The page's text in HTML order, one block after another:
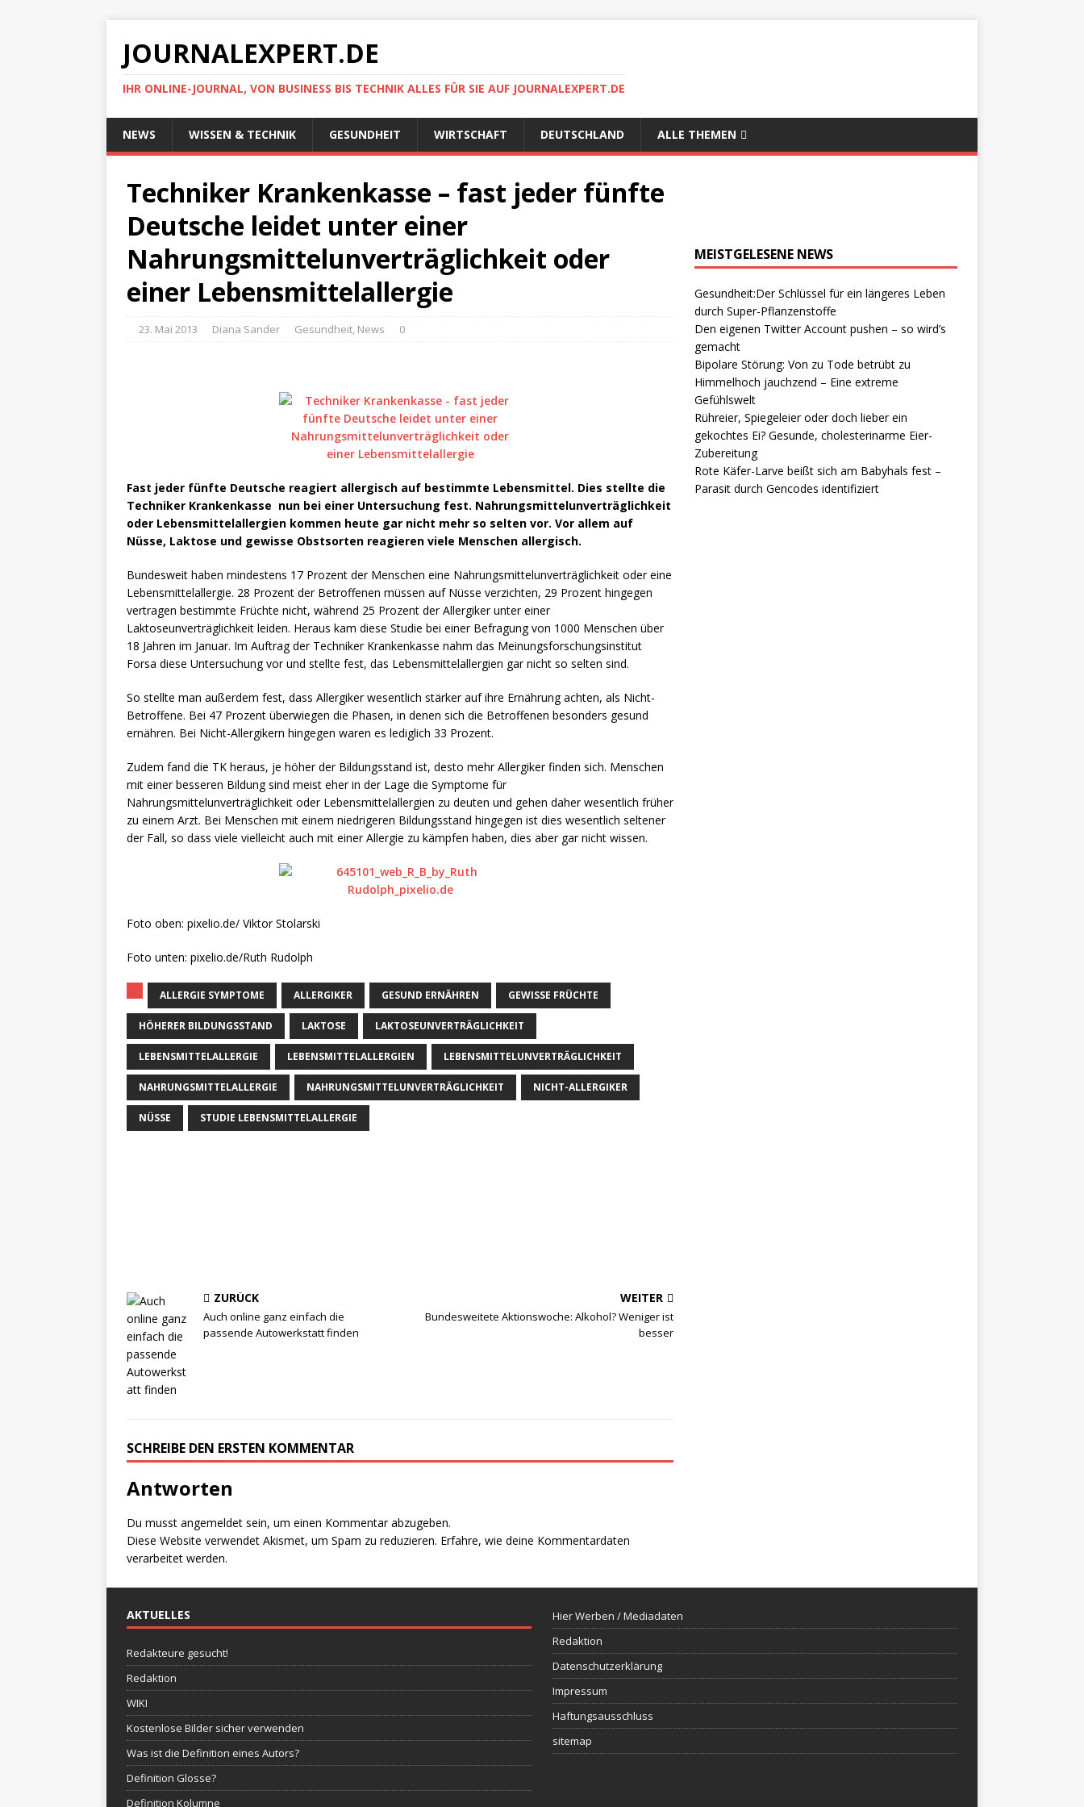
JOURNALEXPERT.DE
IHR ONLINE-JOURNAL, VON BUSINESS BIS TECHNIK ALLES FÜR SIE AUF JOURNALEXPERT.DE
NEWS WISSEN & TECHNIK GESUNDHEIT WIRTSCHAFT DEUTSCHLAND ALLE THEMEN
Techniker Krankenkasse – fast jeder fünfte
Deutsche leidet unter einer
Nahrungsmittelunverträglichkeit oder
einer Lebensmittelallergie
23. Mai 2013 Diana Sander Gesundheit, News 0
Fast jeder fünfte Deutsche reagiert allergisch auf bestimmte Lebensmittel. Dies stellte die
Techniker Krankenkasse nun bei einer Untersuchung fest. Nahrungsmittelunverträglichkeit
oder Lebensmittelallergien kommen heute gar nicht mehr so selten vor. Vor allem auf
Nüsse, Laktose und gewisse Obstsorten reagieren viele Menschen allergisch.
Bundesweit haben mindestens 17 Prozent der Menschen eine Nahrungsmittelunverträglichkeit oder eine
Lebensmittelallergie. 28 Prozent der Betroffenen müssen auf Nüsse verzichten, 29 Prozent hingegen
vertragen bestimmte Früchte nicht, während 25 Prozent der Allergiker unter einer
Laktoseunverträglichkeit leiden. Heraus kam diese Studie bei einer Befragung von 1000 Menschen über
18 Jahren im Januar. Im Auftrag der Techniker Krankenkasse nahm das Meinungsforschungsinstitut
Forsa diese Untersuchung vor und stellte fest, das Lebensmittelallergien gar nicht so selten sind.
So stellte man außerdem fest, dass Allergiker wesentlich stärker auf ihre Ernährung achten, als Nicht-
Betroffene. Bei 47 Prozent überwiegen die Phasen, in denen sich die Betroffenen besonders gesund
ernähren. Bei Nicht-Allergikern hingegen waren es lediglich 33 Prozent.
Zudem fand die TK heraus, je höher der Bildungsstand ist, desto mehr Allergiker finden sich. Menschen
mit einer besseren Bildung sind meist eher in der Lage die Symptome für
Nahrungsmittelunverträglichkeit oder Lebensmittelallergien zu deuten und gehen daher wesentlich früher
zu einem Arzt. Bei Menschen mit einem niedrigeren Bildungsstand hingegen ist dies wesentlich seltener
der Fall, so dass viele vielleicht auch mit einer Allergie zu kämpfen haben, dies aber gar nicht wissen.
Foto oben: pixelio.de/ Viktor Stolarski
Foto unten: pixelio.de/Ruth Rudolph
ALLERGIE SYMPTOME ALLERGIKER GESUND ERNÄHREN GEWISSE FRÜCHTE
HÖHERER BILDUNGSSTAND LAKTOSE LAKTOSEUNVERTRÄGLICHKEIT
LEBENSMITTELALLERGIE LEBENSMITTELALLERGIEN LEBENSMITTELUNVERTRÄGLICHKEIT
NAHRUNGSMITTELALLERGIE NAHRUNGSMITTELUNVERTRÄGLICHKEIT NICHT-ALLERGIKER
NÜSSE STUDIE LEBENSMITTELALLERGIE
ZURÜCK
Auch online ganz einfach die
passende Autowerkstatt finden
WEITER
Bundesweitete Aktionswoche: Alkohol? Weniger ist
besser
SCHREIBE DEN ERSTEN KOMMENTAR
Antworten
Du musst angemeldet sein, um einen Kommentar abzugeben.
Diese Website verwendet Akismet, um Spam zu reduzieren. Erfahre, wie deine Kommentardaten
verarbeitet werden.
MEISTGELESENE NEWS
Gesundheit:Der Schlüssel für ein längeres Leben
durch Super-Pflanzenstoffe
Den eigenen Twitter Account pushen – so wird’s
gemacht
Bipolare Störung: Von zu Tode betrübt zu
Himmelhoch jauchzend – Eine extreme
Gefühlswelt
Rühreier, Spiegeleier oder doch lieber ein
gekochtes Ei? Gesunde, cholesterinarme Eier-
Zubereitung
Rote Käfer-Larve beißt sich am Babyhals fest –
Parasit durch Gencodes identifiziert
AKTUELLES
Redakteure gesucht!
Redaktion
WIKI
Kostenlose Bilder sicher verwenden
Was ist die Definition eines Autors?
Definition Glosse?
Definition Kolumne
Hier Werben / Mediadaten
Redaktion
Datenschutzerklärung
Impressum
Haftungsausschluss
sitemap